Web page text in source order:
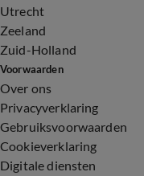
Utrecht
Zeeland
Zuid-Holland
Voorwaarden
Over ons
Privacyverklaring
Gebruiksvoorwaarden
Cookieverklaring
Digitale diensten